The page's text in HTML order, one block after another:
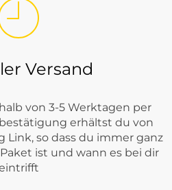
Versand
von 3-5 Werktagen per
erhältst du von
Link, so dass du immer ganz
ist und wann es bei dir